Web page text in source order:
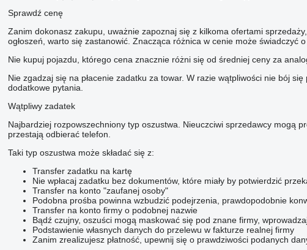
Sprawdź cenę
Zanim dokonasz zakupu, uważnie zapoznaj się z kilkoma ofertami
ogłoszeń, warto się zastanowić. Znacząca różnica w cenie może świadczyć
Nie kupuj pojazdu, którego cena znacznie różni się od średniej ceny za
Nie zgadzaj się na płacenie zadatku za towar. W razie wątpliwości nie bój
dodatkowe pytania.
Wątpliwy zadatek
Najbardziej rozpowszechniony typ oszustwa. Nieuczciwi sprzedawcy mogą
przestają odbierać telefon.
Taki typ oszustwa może składać się z:
Transfer zadatku na kartę
Nie wpłacaj zadatku bez dokumentów, które miały by potwierdzić
Transfer na konto "zaufanej osoby"
Podobna prośba powinna wzbudzić podejrzenia, prawdopodobnie
Transfer na konto firmy o podobnej nazwie
Bądź czujny, oszuści mogą maskować się pod znane firmy,
Podstawienie własnych danych do przelewu w fakturze realnej firmy
Zanim zrealizujesz płatność, upewnij się o prawdziwości podanych